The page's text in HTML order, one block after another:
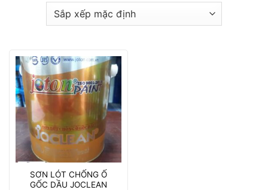
SƠN LÓT CHỐNG Ố
GỐC DẦU JOCLEAN